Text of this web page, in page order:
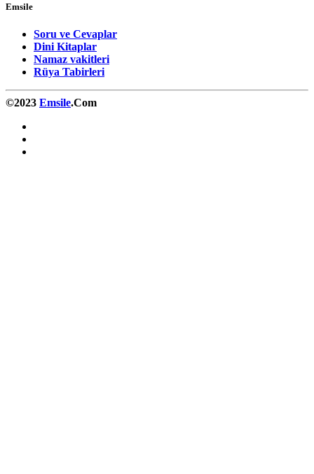
Emsile
Soru ve Cevaplar
Dini Kitaplar
Namaz vakitleri
Rüya Tabirleri
©2023 Emsile.Com